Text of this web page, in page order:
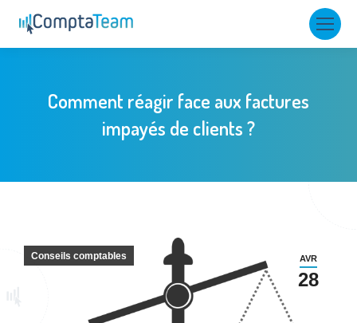
Comment réagir face aux factures
impayés de clients ?
AVR
28
Conseils comptables